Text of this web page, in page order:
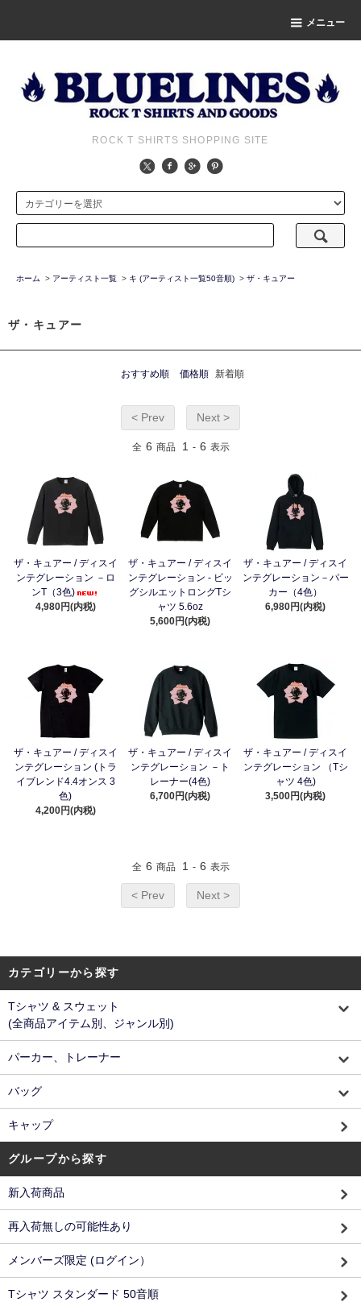
メニュー
ROCK T SHIRTS SHOPPING SITE
ホーム > アーティスト一覧 > キ (アーティスト一覧50音順) > ザ・キュアー
ザ・キュアー
おすすめ順 価格順 新着順
< Prev Next >
全 6 商品 1 - 6 表示
ザ・キュアー / ディスイ
ンテグレーション －ロ
ンT（3色)
4,980円(内税)
ザ・キュアー / ディスイ
ンテグレーション - ビッ
グシルエットロングTシ
ャツ 5.6oz
5,600円(内税)
ザ・キュアー / ディスイ
ンテグレーション－パー
カー（4色）
6,980円(内税)
ザ・キュアー / ディスイ
ンテグレーション (トラ
イブレンド4.4オンス 3
色)
4,200円(内税)
ザ・キュアー / ディスイ
ンテグレーション －ト
レーナー(4色)
6,700円(内税)
ザ・キュアー / ディスイ
ンテグレーション （Tシ
ャツ 4色)
3,500円(内税)
全 6 商品 1 - 6 表示
< Prev Next >
カテゴリーから探す
Tシャツ & スウェット
(全商品アイテム別、ジャンル別)
パーカー、トレーナー
バッグ
キャップ
グループから探す
新入荷商品
再入荷無しの可能性あり
メンバーズ限定 (ログイン）
Tシャツ スタンダード 50音順